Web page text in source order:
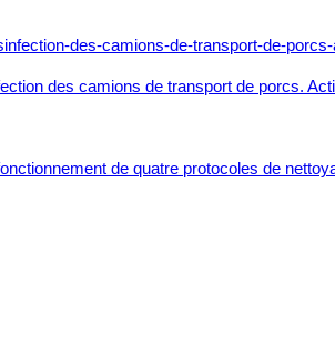
des camions de transport de porcs.
de quatre protocoles de